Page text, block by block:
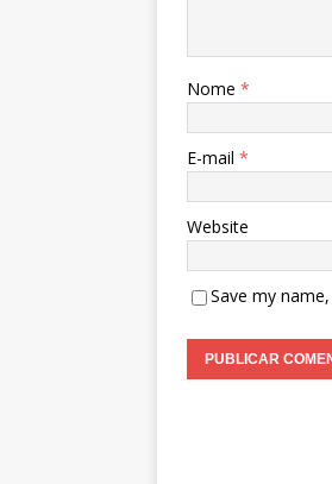
Nome *
E-mail *
Website
Save my